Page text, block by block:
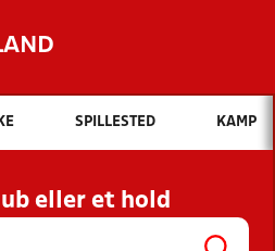
Hvad vil du søge efter?
INDHOLD OG NYHEDER
KLUBBER OG
HOLD
SPILLESTED KAMP
eller et hold